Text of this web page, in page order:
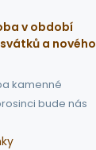
v období
a nového
kamenné
bude nás